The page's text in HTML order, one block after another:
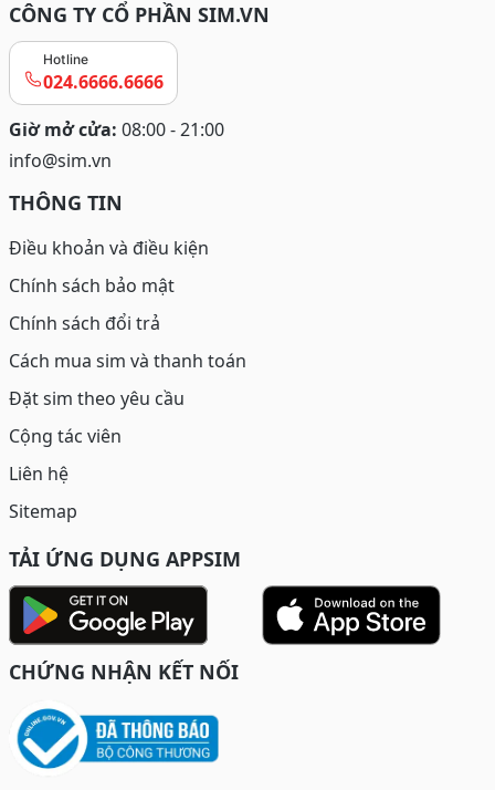
CÔNG TY CỔ PHẦN SIM.VN
Hotline
024.6666.6666
Giờ mở cửa: 08:00 - 21:00
info@sim.vn
THÔNG TIN
Điều khoản và điều kiện
Chính sách bảo mật
Chính sách đổi trả
Cách mua sim và thanh toán
Đặt sim theo yêu cầu
Cộng tác viên
Liên hệ
Sitemap
TẢI ỨNG DỤNG APPSIM
CHỨNG NHẬN KẾT NỐI